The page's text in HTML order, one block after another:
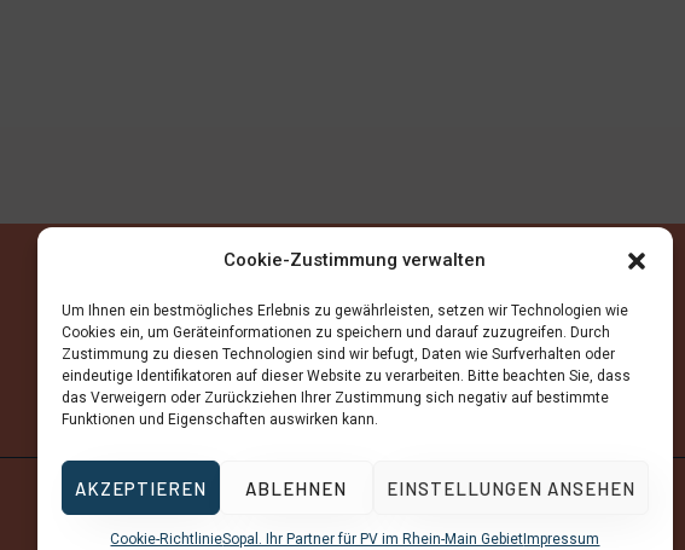
Cookie-Zustimmung verwalten
Um Ihnen ein bestmögliches Erlebnis zu gewährleisten, setzen wir Technologien wie
Cookies ein, um Geräteinformationen zu speichern und darauf zuzugreifen. Durch
Zustimmung zu diesen Technologien sind wir befugt, Daten wie Surfverhalten oder
eindeutige Identifikatoren auf dieser Website zu verarbeiten. Bitte beachten Sie, dass
das Verweigern oder Zurückziehen Ihrer Zustimmung sich negativ auf bestimmte
Funktionen und Eigenschaften auswirken kann.
AKZEPTIEREN ABLEHNEN EINSTELLUNGEN ANSEHEN
Cookie-RichtlinieSopal. Ihr Partner für PV im Rhein-Main Gebiet Impressum
Kontakt
Impressum
AGBs
Cookie Richtlinie